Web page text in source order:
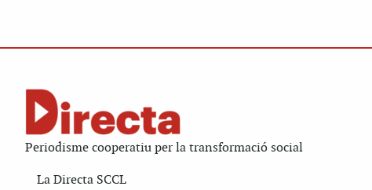
Periodisme cooperatiu per la transformació social
La Directa SCCL